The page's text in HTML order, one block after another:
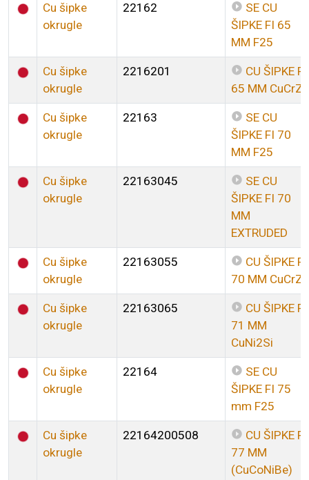
Cu šipke
okrugle
22162
SE CU
ŠIPKE FI 65
MM F25
Cu šipke
okrugle
2216201
CU ŠIPKE FI
65 MM CuCrZr
Cu šipke
okrugle
22163
SE CU
ŠIPKE FI 70
MM F25
Cu šipke
okrugle
22163045
SE CU
ŠIPKE FI 70
MM
EXTRUDED
Cu šipke
okrugle
22163055
CU ŠIPKE FI
70 MM CuCrZr
Cu šipke
okrugle
22163065
CU ŠIPKE FI
71 MM
CuNi2Si
Cu šipke
okrugle
22164
SE CU
ŠIPKE FI 75
mm F25
Cu šipke
okrugle
22164200508
CU ŠIPKE FI
77 MM
(CuCoNiBe)